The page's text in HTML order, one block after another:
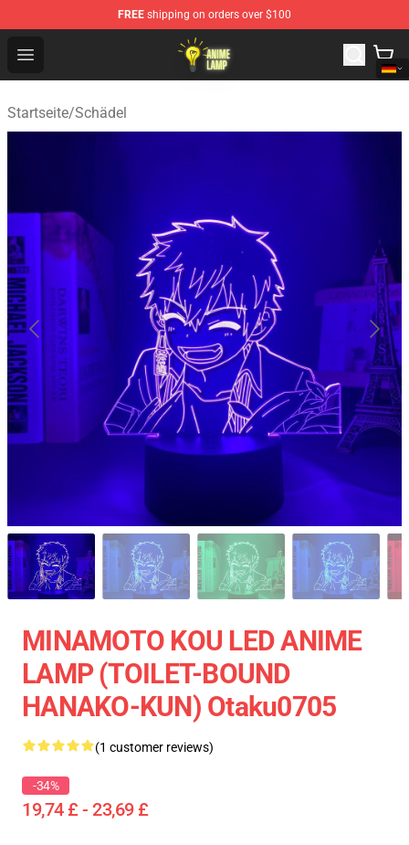
FREE shipping on orders over $100
Open menu
Anime Lamp Shop - The Best Store of Anime Lamp
Startseite/Schädel
MINAMOTO KOU LED ANIME
LAMP (TOILET-BOUND
HANAKO-KUN) Otaku0705
(1 customer reviews)
-34%
19,74 £ - 23,69 £